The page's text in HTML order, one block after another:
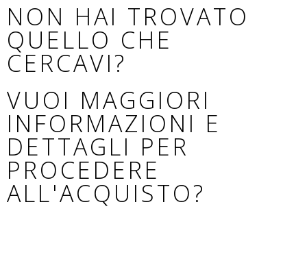
NON HAI TROVATO
QUELLO CHE
CERCAVI?
VUOI MAGGIORI
INFORMAZIONI E
DETTAGLI PER
PROCEDERE
ALL'ACQUISTO?